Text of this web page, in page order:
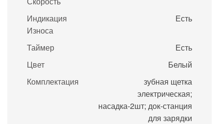
Индикация
Износа
Есть
Таймер
Есть
Цвет
Белый
Комплектация
зубная щетка
электрическая;
насадка-2шт; док-станция
для зарядки